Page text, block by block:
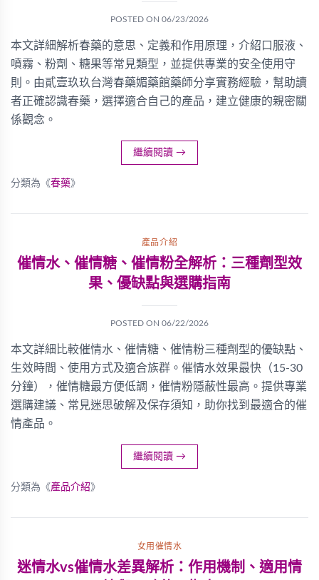
POSTED ON 06/23/2026
本文詳細解析春藥的意思、定義和作用原理，介紹口服液、
噴霧、粉劑、糖果等常見類型，並提供專業的安全使用守
則。由貳壹玖玖台灣春藥媚藥館藥師分享實務經驗，幫助讀
者正確認識春藥，選擇適合自己的產品，建立健康的親密關
係觀念。
繼續閱讀 →
分類為《春藥》
產品介紹
催情水、催情糖、催情粉全解析：三種劑型效
果、優缺點與選購指南
POSTED ON 06/22/2026
本文詳細比較催情水、催情糖、催情粉三種劑型的優缺點、
生效時間、使用方式及適合族群。催情水效果最快（15-30
分鐘），催情糖最方便低調，催情粉隱蔽性最高。提供專業
選購建議、常見迷思破解及保存須知，助你找到最適合的催
情產品。
繼續閱讀 →
分類為《產品介紹》
女用催情水
迷情水vs催情水差異解析：作用機制、適用情